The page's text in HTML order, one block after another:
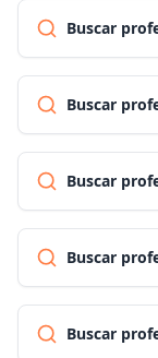
Buscar
Buscar
Buscar
Buscar
Buscar